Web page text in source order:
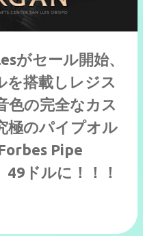
がセール開始、
を搭載しレジス
色の完全なカス
極のパイプオル
Pipe
ドルに！！！